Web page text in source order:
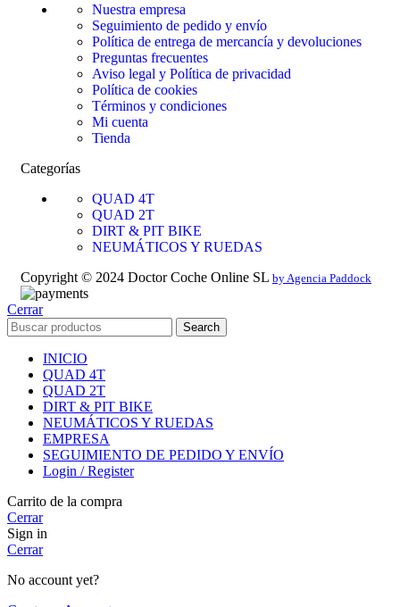
Nuestra empresa
Seguimiento de pedido y envío
Política de entrega de mercancía y devoluciones
Preguntas frecuentes
Aviso legal y Política de privacidad
Política de cookies
Términos y condiciones
Mi cuenta
Tienda
Categorías
QUAD 4T
QUAD 2T
DIRT & PIT BIKE
NEUMÁTICOS Y RUEDAS
Copyright © 2024 Doctor Coche Online SL by Agencia Paddock
Cerrar
Search
INICIO
QUAD 4T
QUAD 2T
DIRT & PIT BIKE
NEUMÁTICOS Y RUEDAS
EMPRESA
SEGUIMIENTO DE PEDIDO Y ENVÍO
Login / Register
Carrito de la compra
Cerrar
Sign in
Cerrar
No account yet?